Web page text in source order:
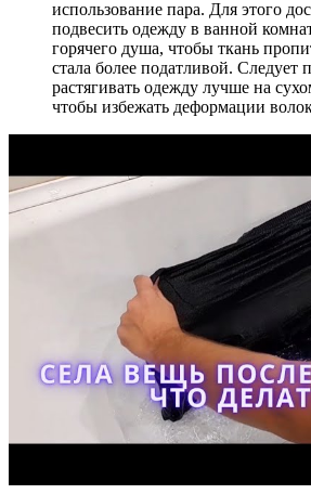
использование пара. Для этого
подвесить одежду в ванной
горячего душа, чтобы ткань
стала более податливой. Следует
растягивать одежду лучше на
чтобы избежать деформации